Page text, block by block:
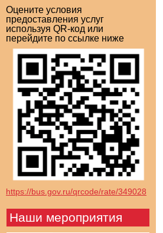
Оцените условия
предоставления услуг
используя QR-код или
перейдите по ссылке ниже
https://bus.gov.ru/qrcode/rate/349028
Наши мероприятия